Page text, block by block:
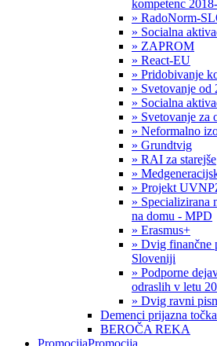
kompetenc
» RadoNorm-
» Socialna
» ZAPROM
» React-EU
» Pridobivanje
» Svetovanje od
» Socialna
» Svetovanje za
» Neformalno
» Grundtvig
» RAI za starejše
»
» Projekt
» Specializirana
na domu - MPD
» Erasmus+
» Dvig finančne
Sloveniji
» Podporne
odraslih v letu
» Dvig ravni
Demenci prijazna
BEROČA REKA
PromocijaPromocija